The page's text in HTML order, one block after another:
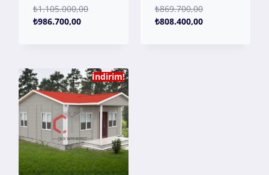
₺1.105.000,00
₺986.700,00
₺869.700,00
₺808.400,00
İndirim!